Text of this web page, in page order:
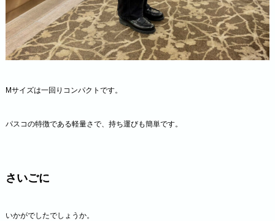
Mサイズは一回りコンパクトです。
パスコの特徴である軽量さで、持ち運びも簡単です。
さいごに
いかがでしたでしょうか。